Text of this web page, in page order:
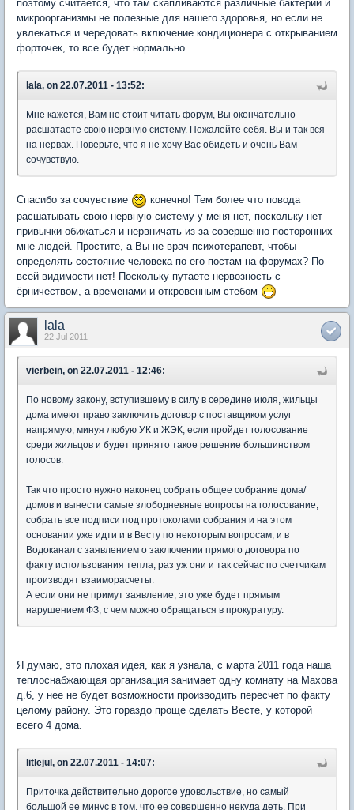
поэтому считается, что там скапливаются различные бактерии и
микроорганизмы не полезные для нашего здоровья, но если не
увлекаться и чередовать включение кондиционера с открыванием
форточек, то все будет нормально
lala, on 22.07.2011 - 13:52:
Мне кажется, Вам не стоит читать форум, Вы окончательно
расшатаете свою нервную систему. Пожалейте себя. Вы и так вся
на нервах. Поверьте, что я не хочу Вас обидеть и очень Вам
сочувствую.
Спасибо за сочувствие
конечно! Тем более что повода
расшатывать свою нервную систему у меня нет, поскольку нет
привычки обижаться и нервничать из-за совершенно посторонних
мне людей. Простите, а Вы не врач-психотерапевт, чтобы
определять состояние человека по его постам на форумах? По
всей видимости нет! Поскольку путаете нервозность с
ёрничеством, а временами и откровенным стебом
lala
22 Jul 2011
vierbein, on 22.07.2011 - 12:46:
По новому закону, вступившему в силу в середине июля, жильцы
дома имеют право заключить договор с поставщиком услуг
напрямую, минуя любую УК и ЖЭК, если пройдет голосование
среди жильцов и будет принято такое решение большинством
голосов.
Так что просто нужно наконец собрать общее собрание дома/
домов и вынести самые злободневные вопросы на голосование,
собрать все подписи под протоколами собрания и на этом
основании уже идти и в Весту по некоторым вопросам, и в
Водоканал с заявлением о заключении прямого договора по
факту использования тепла, раз уж они и так сейчас по счетчикам
производят взаиморасчеты.
А если они не примут заявление, это уже будет прямым
нарушением ФЗ, с чем можно обращаться в прокуратуру.
Я думаю, это плохая идея, как я узнала, с марта 2011 года наша
теплоснабжающая организация занимает одну комнату на Махова
д.6, у нее не будет возможности производить пересчет по факту
целому району. Это гораздо проще сделать Весте, у которой
всего 4 дома.
litlejul, on 22.07.2011 - 14:07:
Приточка действительно дорогое удовольствие, но самый
большой ее минус в том, что ее совершенно некуда деть. При